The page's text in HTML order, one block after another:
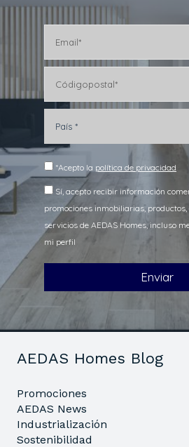
AEDAS Homes Blog
Promociones
AEDAS News
Industrialización
Sostenibilidad